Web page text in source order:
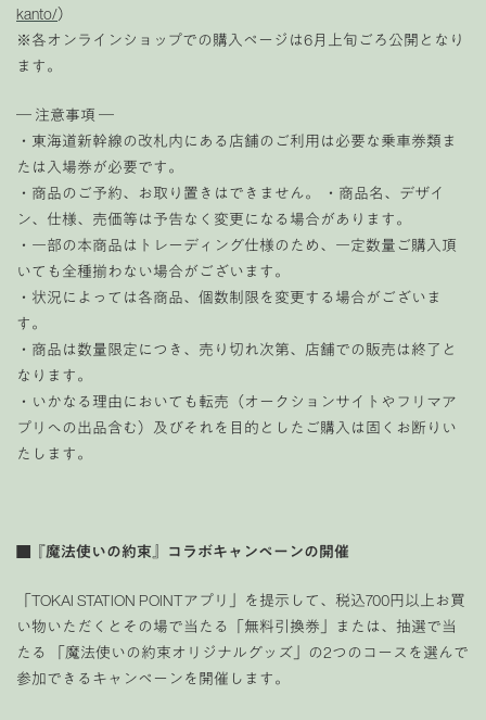
kanto/）
※各オンラインショップでの購入ページは6月上旬ごろ公開となり
ます。
― 注意事項 ―
・東海道新幹線の改札内にある店舗のご利用は必要な乗車券類ま
たは入場券が必要です。
・商品のご予約、お取り置きはできません。 ・商品名、デザイ
ン、仕様、売価等は予告なく変更になる場合があります。
・一部の本商品はトレーディング仕様のため、一定数量ご購入頂
いても全種揃わない場合がございます。
・状況によっては各商品、個数制限を変更する場合がございま
す。
・商品は数量限定につき、売り切れ次第、店舗での販売は終了と
なります。
・いかなる理由においても転売（オークションサイトやフリマア
プリへの出品含む）及びそれを目的としたご購入は固くお断りい
たします。
■『魔法使いの約束』コラボキャンペーンの開催
「TOKAI STATION POINTアプリ」を提示して、税込700円以上お買
い物いただくとその場で当たる「無料引換券」または、抽選で当
たる 「魔法使いの約束オリジナルグッズ」の2つのコースを選んで
参加できるキャンペーンを開催します。